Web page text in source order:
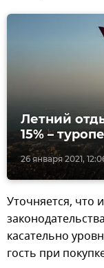
26 января 2021,
Летний
15% –
Уточняется, что
касательно
гость при